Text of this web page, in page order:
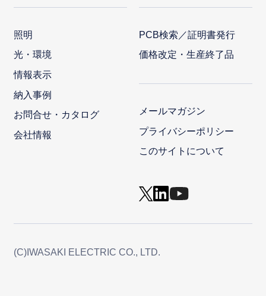
照明
光・環境
情報表示
納入事例
お問合せ・カタログ
会社情報
PCB検索／証明書発行
価格改定・生産終了品
メールマガジン
プライバシーポリシー
このサイトについて
(C)IWASAKI ELECTRIC CO., LTD.